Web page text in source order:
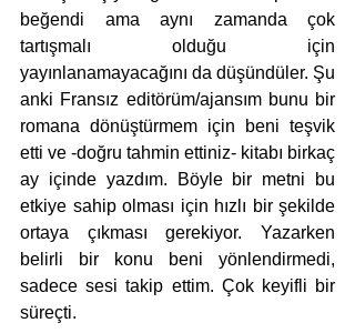
beğendi ama aynı zamanda çok
tartışmalı olduğu için
yayınlanamayacağını da düşündüler. Şu
anki Fransız editörüm/ajansım bunu bir
romana dönüştürmem için beni teşvik
etti ve -doğru tahmin ettiniz- kitabı birkaç
ay içinde yazdım. Böyle bir metni bu
etkiye sahip olması için hızlı bir şekilde
ortaya çıkması gerekiyor. Yazarken
belirli bir konu beni yönlendirmedi,
sadece sesi takip ettim. Çok keyifli bir
süreçti.